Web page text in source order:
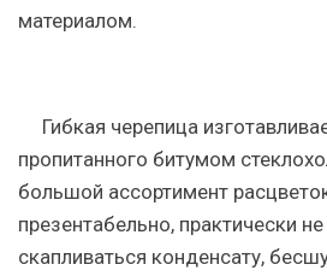
материалом.
Гибкая черепица
пропитанного битумом
большой ассортимент
презентабельно, практически
скапливаться конденсату,